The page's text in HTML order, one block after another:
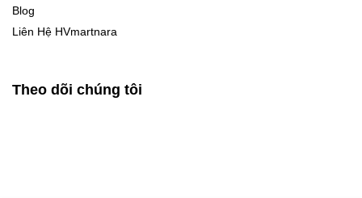
Blog
Liên Hệ HVmartnara
Theo dõi chúng tôi